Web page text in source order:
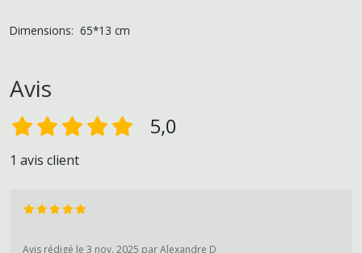
Dimensions: 65*13 cm
Avis
5,0
1 avis client
Avis rédigé le 3 nov. 2025 par Alexandre D